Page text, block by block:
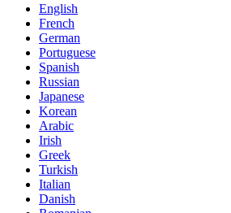
English
French
German
Portuguese
Spanish
Russian
Japanese
Korean
Arabic
Irish
Greek
Turkish
Italian
Danish